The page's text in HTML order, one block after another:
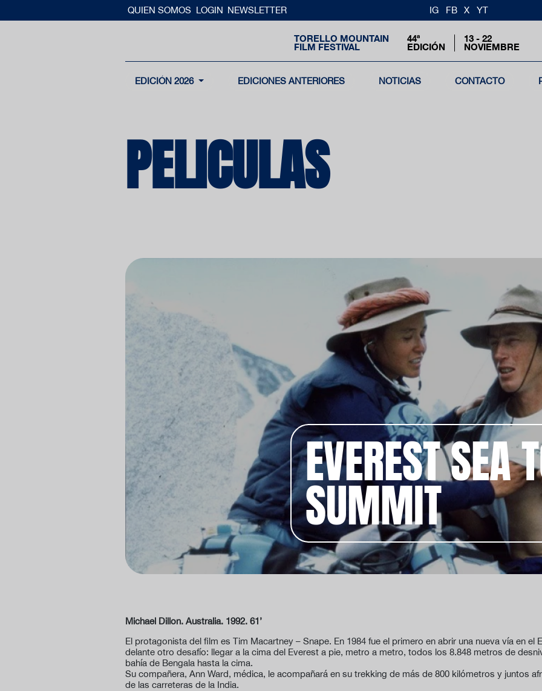
QUIEN SOMOS LOGIN NEWSLETTER IG FB X YT
TORELLO MOUNTAIN
FILM FESTIVAL
44ª
EDICIÓN
13 - 22
NOVIEMBRE
EDICIÓN 2026 EDICIONES ANTERIORES NOTICIAS CONTACTO
PELICULAS
EVEREST SEA
SUMMIT
Michael Dillon. Australia. 1992. 61’
El protagonista del film es Tim Macartney – Snape. En 1984 fue el primero en abrir una nueva vía en el
delante otro desafío: llegar a la cima del Everest a pie, metro a metro, todos los 8.848 metros de
bahía de Bengala hasta la cima.
Su compañera, Ann Ward, médica, le acompañará en su trekking de más de 800 kilómetros y juntos
de las carreteras de la India.